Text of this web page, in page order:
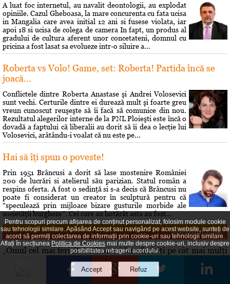
A luat foc internetul, au navalit deontologii, au explodat
opiniile. Cazul Gheboasa, la mare concurenta cu fata ucisa
in Mangalia care avea initial 12 ani si fusese violata, iar
apoi 18 si ucisa de colega de camera In fapt, un produs al
gradului de cultura aferent unor concetateni, domnul cu
pricina a fost lasat sa evolueze intr-o siluire a...
Roberta vs Volo! Game, set: Roberta! Partida încă se
joacă...
Conflictele dintre Roberta Anastase şi Andrei Volosevici
sunt vechi. Certurile dintre ei durează mult şi foarte greu
vreun cunoscut reuşeşte să îi facă să comunice din nou.
Rezultatul alegerilor interne de la PNL Ploieşti este încă o
dovadă a faptului că liberalii au dorit să îi dea o lecţie lui
Volosevici, arâtându-i voalat că nu este pe...
Hai să îţi spun o poveste!
Prin 1951 Brâncusi a dorit să lase mostenire României
200 de lucrări si atelierul său parizian. Statul român a
respins oferta. A fost o sedinţă si s-a decis că Brâncusi nu
poate fi considerat un creator în sculptură pentru că
"speculează prin mijloace bizare gusturile morbide ale
societăţii burgheze". Cei care au hotărât asta au fost...
Maxima zilei
„Omul cel mai fericit e cel care-i face fericiţi pe cât mai mulţi
oameni.” — Denis Diderot
Pentru scopuri precum afișarea de conținut personalizat, folosim module cookie
sau tehnologii similare. Apăsând Accept sau navigând pe acest website, sunteți de
acord să permiți colectarea de informații prin cookie-uri sau tehnologii similare.
Aflați în secțiunea Politica de Cookies mai multe despre cookie-uri, inclusiv despre
posibilitatea retragerii acordului.